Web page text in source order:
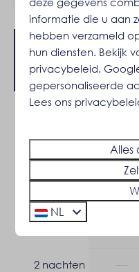
Rustige ligging
Op een resort
Aan de bosrand
Buiten
Zonnewering:
Terras: Overdekt
Parkeerplaats: 2
Veiligheid
Rookmelder
ma 10-08-2026
9 aug
2 nachten
informatie die u aan
hebben verzameld
hun diensten. Bekijk
privacybeleid.
gepersonaliseerde
Lees ons
NL